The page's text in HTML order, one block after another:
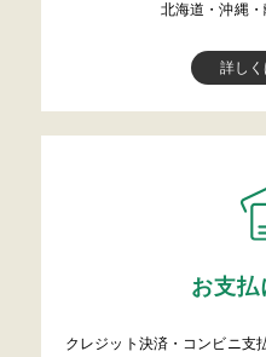
北海道・沖縄・
詳しく
お支払
クレジット決済・コンビニ支